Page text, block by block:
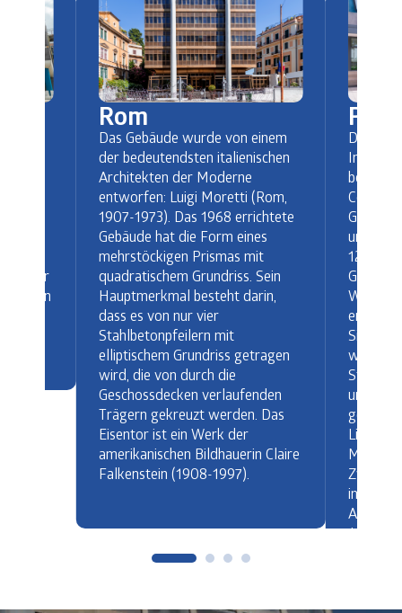
Rom
Das Gebäude wurde von einem
der bedeutendsten italienischen
Architekten der Moderne
entworfen: Luigi Moretti (Rom,
1907-1973). Das 1968 errichtete
Gebäude hat die Form eines
mehrstöckigen Prismas mit
quadratischem Grundriss. Sein
Hauptmerkmal besteht darin,
dass es von nur vier
Stahlbetonpfeilern mit
elliptischem Grundriss getragen
wird, die von durch die
Geschossdecken verlaufenden
Trägern gekreuzt werden. Das
Eisentor ist ein Werk der
amerikanischen Bildhauerin Claire
Falkenstein (1908-1997).
Der
Center.
und
12.000
erste
wurde
gemalt
Linien
Meter
Zwei
im Juni
Art
Joys
Der
Norden